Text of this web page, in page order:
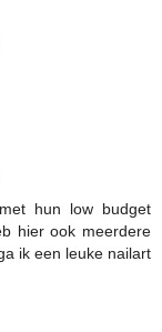
hun low budget
hier ook meerdere
ik een leuke nailart